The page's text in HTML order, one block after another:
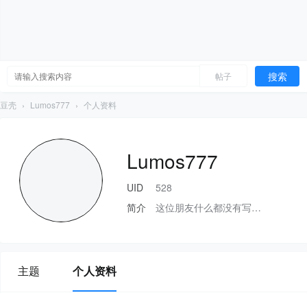
帖子 搜索
豆壳 › Lumos777 › 个人资料
Lumos777
UID
528
简介
这位朋友什么都没有写…
主题 个人资料